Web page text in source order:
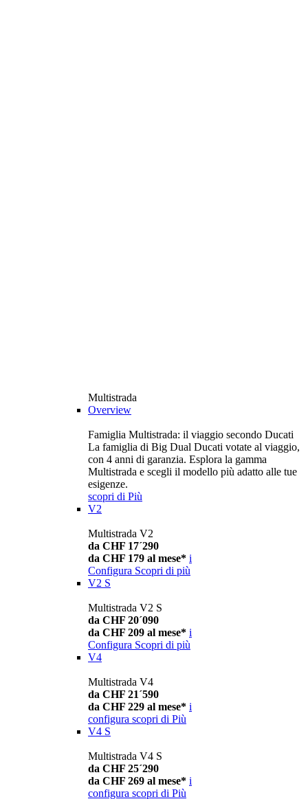
Multistrada
Overview
Famiglia Multistrada: il viaggio secondo Ducati
La famiglia di Big Dual Ducati votate al viaggio,
con 4 anni di garanzia. Esplora la gamma
Multistrada e scegli il modello più adatto alle tue
esigenze.
scopri di Più
V2
Multistrada V2
da CHF 17´290
da CHF 179 al mese* i
Configura Scopri di più
V2 S
Multistrada V2 S
da CHF 20´090
da CHF 209 al mese* i
Configura Scopri di più
V4
Multistrada V4
da CHF 21´590
da CHF 229 al mese* i
configura scopri di Più
V4 S
Multistrada V4 S
da CHF 25´290
da CHF 269 al mese* i
configura scopri di Più